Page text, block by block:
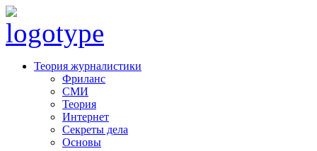
Теория журналистики
Фриланс
СМИ
Теория
Интернет
Секреты дела
Основы